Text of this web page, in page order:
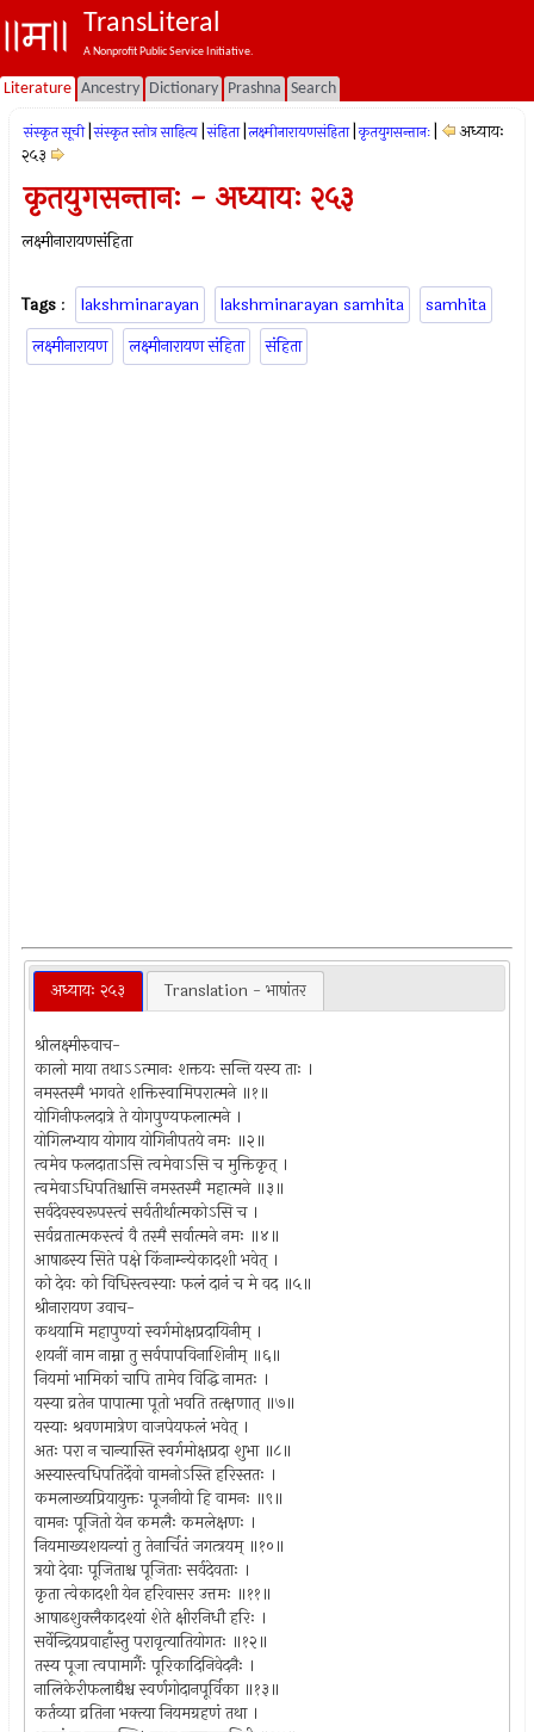
TransLiteral
A Nonprofit Public Service Initiative.
Literature Ancestry Dictionary Prashna Search
संस्कृत सूची संस्कृत स्तोत्र साहित्य संहिता लक्ष्मीनारायणसंहिता कृतयुगसन्तानः
अध्यायः
२५३
कृतयुगसन्तानः - अध्यायः २५३
लक्ष्मीनारायणसंहिता
Tags : lakshminarayan lakshminarayan samhita
samhita
लक्ष्मीनारायण
लक्ष्मीनारायण संहिता संहिता
अध्यायः २५३ Translation - भाषांतर
श्रीलक्ष्मीरुवाच-
कालो माया तथाऽऽत्मानः शक्तयः सन्ति यस्य ताः ।
नमस्तस्मै भगवते शक्तिस्वामिपरात्मने ॥१॥
योगिनीफलदात्रे ते योगपुण्यफलात्मने ।
योगिलभ्याय योगाय योगिनीपतये नमः ॥२॥
त्वमेव फलदाताऽसि त्वमेवाऽसि च मुक्तिकृत् ।
त्वमेवाऽधिपतिश्चासि नमस्तस्मै महात्मने ॥३॥
सर्वदेवस्वरूपस्त्वं सर्वतीर्थात्मकोऽसि च ।
सर्वव्रतात्मकस्त्वं वै तस्मै सर्वात्मने नमः ॥४॥
आषाढस्य सिते पक्षे किंनाम्न्येकादशी भवेत् ।
को देवः को विधिस्त्वस्याः फलं दानं च मे वद ॥५॥
श्रीनारायण उवाच-
कथयामि महापुण्यां स्वर्गमोक्षप्रदायिनीम् ।
शयनीं नाम नाम्ना तु सर्वपापविनाशिनीम् ॥६॥
नियमां भामिकां चापि तामेव विद्धि नामतः ।
यस्या व्रतेन पापात्मा पूतो भवति तत्क्षणात् ॥७॥
यस्याः श्रवणमात्रेण वाजपेयफलं भवेत् ।
अतः परा न चान्यास्ति स्वर्गमोक्षप्रदा शुभा ॥८॥
अस्यास्त्वधिपतिर्देवो वामनोऽस्ति हरिस्ततः ।
कमलाख्यप्रियायुक्तः पूजनीयो हि वामनः ॥९॥
वामनः पूजितो येन कमलैः कमलेक्षणः ।
नियमाख्यशयन्यां तु तेनार्चितं जगत्त्रयम् ॥१०॥
त्रयो देवाः पूजिताश्च पूजिताः सर्वदेवताः ।
कृता त्वेकादशी येन हरिवासर उत्तमः ॥११॥
आषाढशुक्लैकादश्यां शेते क्षीरनिधौ हरिः ।
सर्वेन्द्रियप्रवाहाँस्तु परावृत्यातियोगतः ॥१२॥
तस्य पूजा त्वपामार्गैः पूरिकादिनिवेदनैः ।
नालिकेरीफलाद्यैश्च स्वर्णगोदानपूर्विका ॥१३॥
कर्तव्या व्रतिना भक्त्या नियमग्रहणं तथा ।